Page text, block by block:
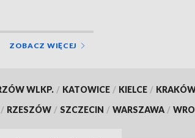
ZOBACZ WIĘCEJ
WLKP. / KATOWICE / KIELCE /
/ RZESZÓW / SZCZECIN / WARSZAWA /